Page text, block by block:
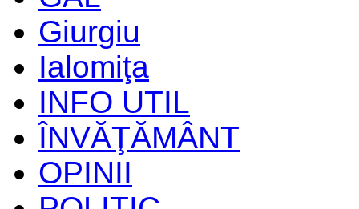
Giurgiu
Ialomiţa
INFO UTIL
ÎNVĂŢĂMÂNT
OPINII